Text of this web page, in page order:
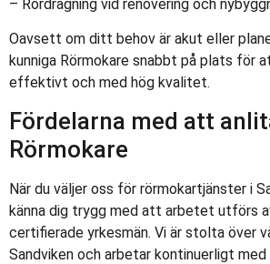
– Rördragning vid renovering och
Oavsett om ditt behov är akut eller
kunniga Rörmokare snabbt på plats för
effektivt och med hög kvalitet.
Fördelarna med att
Rörmokare
När du väljer oss för rörmokartjänster i
känna dig trygg med att arbetet utförs
certifierade yrkesmän. Vi är stolta över
Sandviken och arbetar kontinuerligt